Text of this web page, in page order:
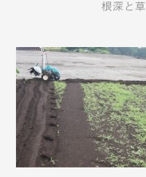
根深と草